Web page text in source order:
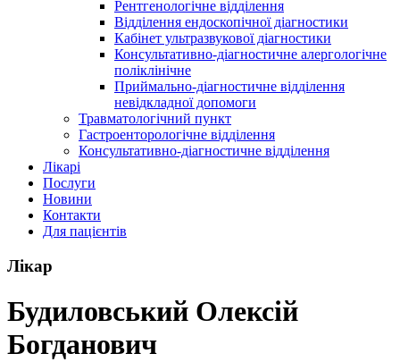
Рентгенологічне відділення
Відділення ендоскопічної діагностики
Кабінет ультразвукової діагностики
Консультативно-діагностичне алергологічне
поліклінічне
Приймально-діагностичне відділення
невідкладної допомоги
Травматологічний пункт
Гастроенторологічне відділення
Консультативно-діагностичне відділення
Лікарі
Послуги
Новини
Контакти
Для пацієнтів
Лікар
Будиловський Олексій
Богданович